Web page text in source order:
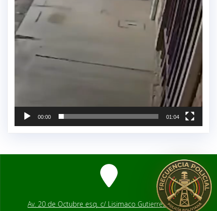
00:00 01:04
Av. 20 de Octubre esq. c/ Lisimaco Gutierrez # 2541